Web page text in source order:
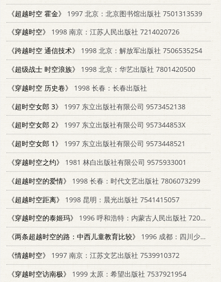
《超越时空 霍金》
1997 北京：北京图书馆出版社 7501313539
《穿越时空》
1998 南京：江苏人民出版社 7214020726
《跨越时空 通信技术》
1998 北京：解放军出版社 7506535254
《超级战士 时空浪族》
1998 北京：华艺出版社 7801420500
《穿越时空 历史卷》
1998 长春：长春出版社
《超时空女郎 3》
1997 东立出版社有限公司 9573452138
《超时空女郎 2》
1997 东立出版社有限公司 957344853X
《超时空女郎 1》
1997 东立出版社有限公司 9573448521
《穿越时空之约》
1981 林白出版社有限公司 9575933001
《超越时空的爱情》
1998 长春：时代文艺出版社 7806073299
《超越时空距离》
1998 昆明：晨光出版社 7541415057
《穿越时空的泰姬玛》
1996 呼和浩特：内蒙古人民出版社 7204027914
《两条超越时空的路：中西儿童教育比较》
1996 成都：四川少年儿童出版社 7536513593
《情越时空》
1997 南京：江苏文艺出版社 7539910372
《穿越时空访南极》
1999 太原：希望出版社 7537921954